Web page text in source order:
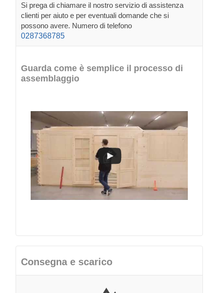
Si prega di chiamare il nostro servizio di assistenza
clienti per aiuto e per eventuali domande che si
possono avere. Numero di telefono
0287368785
Guarda come è semplice il processo di
assemblaggio
Consegna e scarico